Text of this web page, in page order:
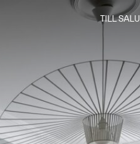
TILL SALU